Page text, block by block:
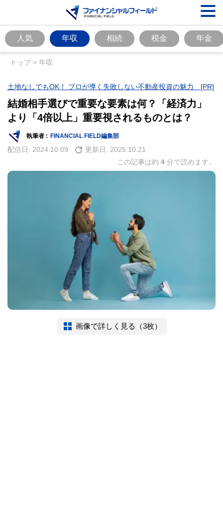
人気 年収 相続 税金 年金
トップ> 年収
土地なしでもOK！ プロが導く失敗しない不動産投資の魅力 [PR]
結婚相手選びで重要な要素は何？「経済力」
より「4倍以上」重要視されるものとは？
執筆者 : FINANCIAL FIELD編集部
配信日: 2024.10.09 更新日: 2025.10.21
この記事は約 4 分で読めます。
画像で詳しく見る（3枚）